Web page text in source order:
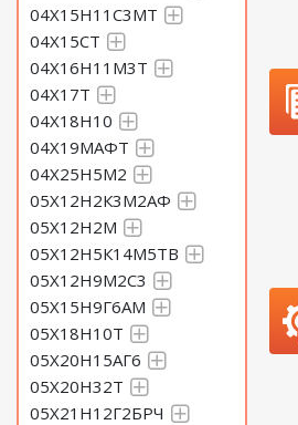
04Х15Н11С3МТ
04Х15СТ
04Х16Н11М3Т
04Х17Т
04Х18Н10
04Х19МАФТ
04Х25Н5М2
05Х12Н2К3М2АФ
05Х12Н2М
05Х12Н5К14М5ТВ
05Х12Н9М2С3
05Х15Н9Г6АМ
05Х18Н10Т
05Х20Н15АГ6
05Х20Н32Т
05Х21Н12Г2БРЧ